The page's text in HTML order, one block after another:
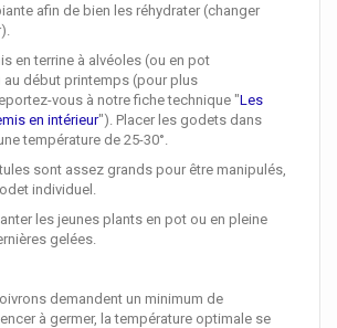
afin de bien les réhydrater (changer
en terrine à alvéoles (ou en pot
début printemps (pour plus
vous à notre fiche technique "Les
en intérieur"). Placer les godets dans
température de 25-30°.
sont assez grands pour être manipulés,
individuel.
les jeunes plants en pot ou en pleine
gelées.
demandent un minimum de
à germer, la température optimale se